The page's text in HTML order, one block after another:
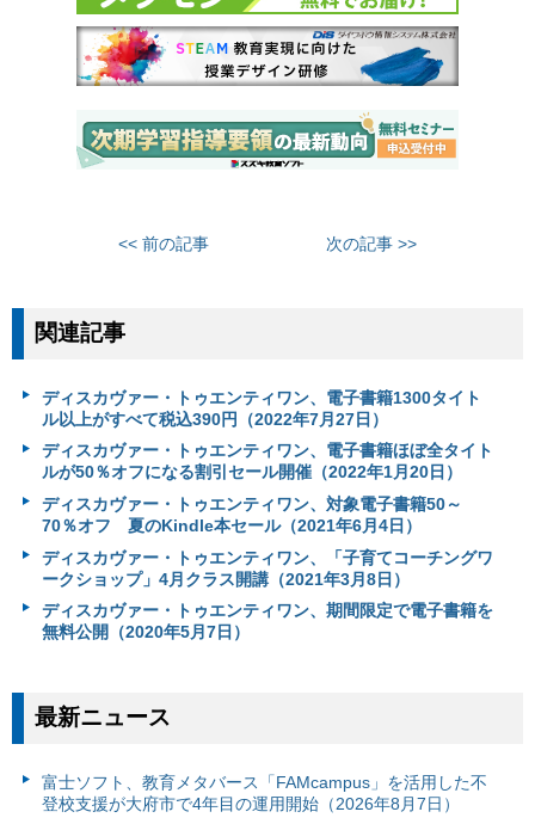
<< 前の記事 次の記事 >>
関連記事
ディスカヴァー・トゥエンティワン、電子書籍1300タイト
ル以上がすべて税込390円（2022年7月27日）
ディスカヴァー・トゥエンティワン、電子書籍ほぼ全タイト
ルが50％オフになる割引セール開催（2022年1月20日）
ディスカヴァー・トゥエンティワン、対象電子書籍50～
70％オフ 夏のKindle本セール（2021年6月4日）
ディスカヴァー・トゥエンティワン、「子育てコーチングワ
ークショップ」4月クラス開講（2021年3月8日）
ディスカヴァー・トゥエンティワン、期間限定で電子書籍を
無料公開（2020年5月7日）
最新ニュース
富⼠ソフト、教育メタバース「FAMcampus」を活用した不
登校支援が大府市で4年目の運用開始（2026年8月7日）